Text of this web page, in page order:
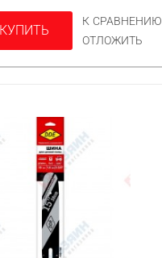
КУПИТЬ
К СРАВНЕНИЮ
ОТЛОЖИТЬ